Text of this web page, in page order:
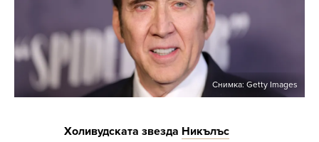
Снимка: Getty Images
Холивудската звезда Никълъс